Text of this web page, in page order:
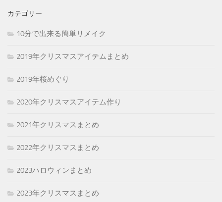
カテゴリー
10分で出来る簡単リメイク
2019年クリスマスアイテムまとめ
2019年桜めぐり
2020年クリスマスアイテム作り
2021年クリスマスまとめ
2022年クリスマスまとめ
2023ハロウィンまとめ
2023年クリスマスまとめ